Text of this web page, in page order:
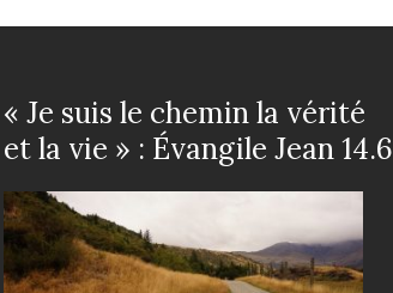
« Je suis le chemin la vérité
et la vie » : Évangile Jean 14.6